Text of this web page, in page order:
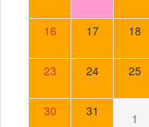
16 17 18
23 24 25
30 31 1